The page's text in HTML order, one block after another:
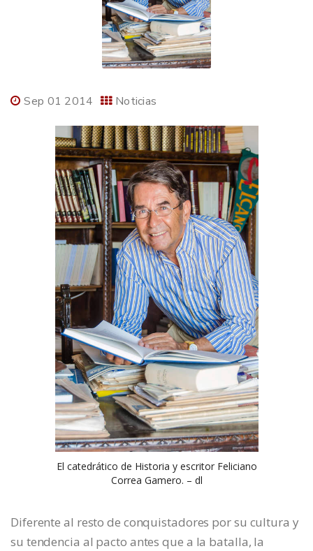
Sep 01 2014 Noticias
El catedrático de Historia y escritor Feliciano
Correa Gamero. – dl
Diferente al resto de conquistadores por su cultura y
su tendencia al pacto antes que a la batalla, la